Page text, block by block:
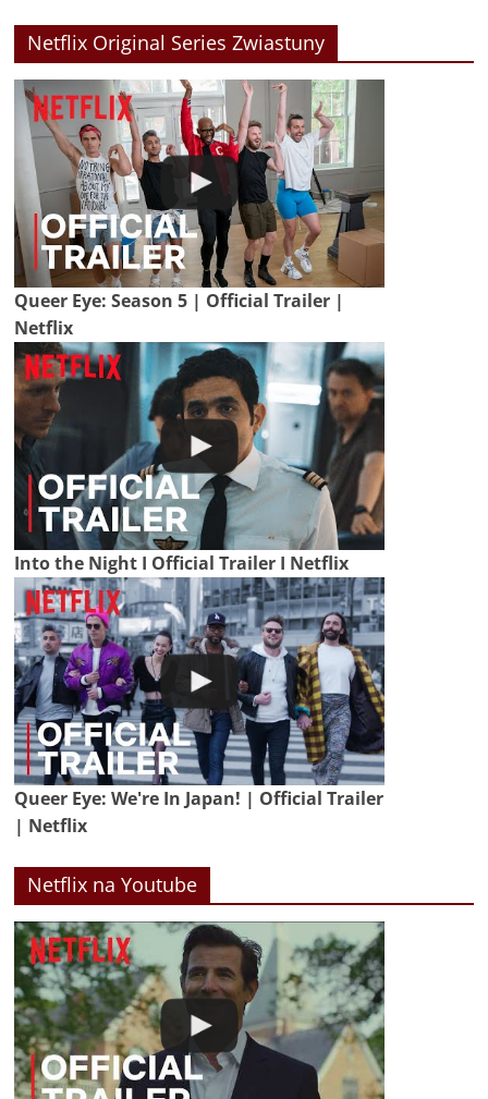
Netflix Original Series Zwiastuny
Queer Eye: Season 5 | Official Trailer |
Netflix
Into the Night I Official Trailer I Netflix
Queer Eye: We're In Japan! | Official Trailer
| Netflix
Netflix na Youtube